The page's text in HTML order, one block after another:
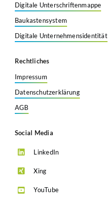
Digitale Unterschriftenmappe
Baukastensystem
Digitale Unternehmensidentität
Rechtliches
Impressum
Datenschutzerklärung
AGB
Social Media
LinkedIn
Xing
YouTube